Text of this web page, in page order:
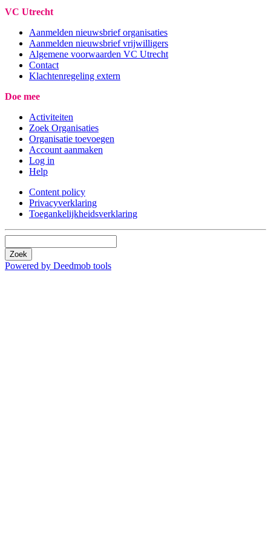
VC Utrecht
Aanmelden nieuwsbrief organisaties
Aanmelden nieuwsbrief vrijwilligers
Algemene voorwaarden VC Utrecht
Contact
Klachtenregeling extern
Doe mee
Activiteiten
Zoek Organisaties
Organisatie toevoegen
Account aanmaken
Log in
Help
Content policy
Privacyverklaring
Toegankelijkheidsverklaring
Zoek
Powered by Deedmob tools